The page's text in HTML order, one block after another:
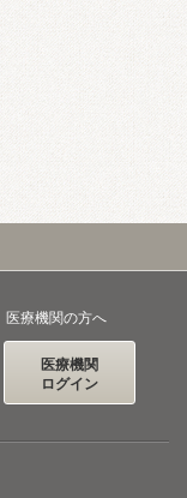
医療機関の方へ
医療機関
ログイン